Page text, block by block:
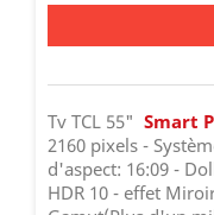
Tv TCL 55" Smart
2160 pixels -
d'aspect: 16:09 -
HDR 10 - effet